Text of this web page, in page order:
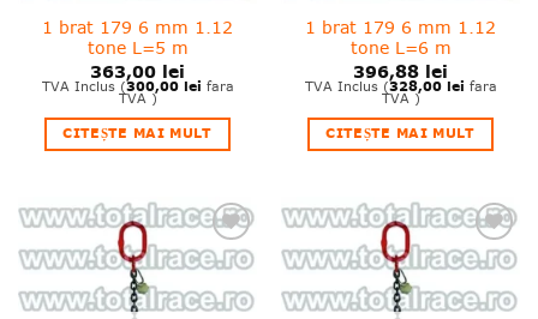
1 brat 179 6 mm 1.12
tone L=5 m
363,00 lei
TVA Inclus (300,00 lei fara
TVA )
CITEȘTE MAI MULT
1 brat 179 6 mm 1.12
tone L=6 m
396,88 lei
TVA Inclus (328,00 lei fara
TVA )
CITEȘTE MAI MULT
❤
Adauga
in
wishlist!
❤
Adauga
in
wishlist!